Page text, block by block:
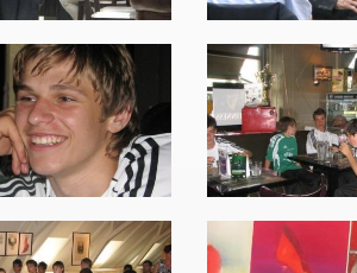
Karácsonyi János Római